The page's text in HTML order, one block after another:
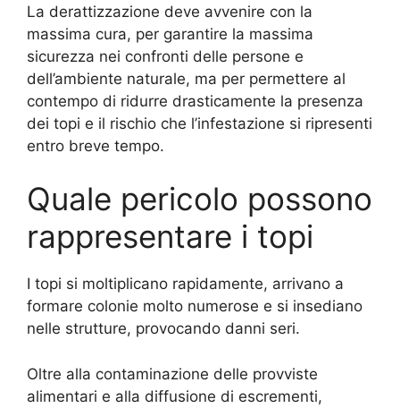
La derattizzazione deve avvenire con la
massima cura, per garantire la massima
sicurezza nei confronti delle persone e
dell’ambiente naturale, ma per permettere al
contempo di ridurre drasticamente la presenza
dei topi e il rischio che l’infestazione si ripresenti
entro breve tempo.
Quale pericolo possono
rappresentare i topi
I topi si moltiplicano rapidamente, arrivano a
formare colonie molto numerose e si insediano
nelle strutture, provocando danni seri.
Oltre alla contaminazione delle provviste
alimentari e alla diffusione di escrementi,